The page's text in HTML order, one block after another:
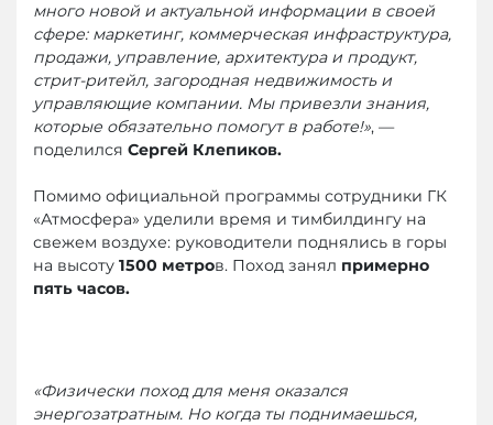
много новой и актуальной информации в своей
сфере: маркетинг, коммерческая инфраструктура,
продажи, управление, архитектура и продукт,
стрит-ритейл, загородная недвижимость и
управляющие компании. Мы привезли знания,
которые обязательно помогут в работе!», —
поделился Сергей Клепиков.
Помимо официальной программы сотрудники ГК
«Атмосфера» уделили время и тимбилдингу на
свежем воздухе: руководители поднялись в горы
на высоту 1500 метров. Поход занял примерно
пять часов.
«Физически поход для меня оказался
энергозатратным. Но когда ты поднимаешься,